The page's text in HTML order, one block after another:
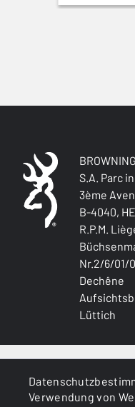
Verwendung von
S.A. Parc
3ème
B-4040,
R.P.M.
Nr.2/6/01/
Dechêne
Lüttich